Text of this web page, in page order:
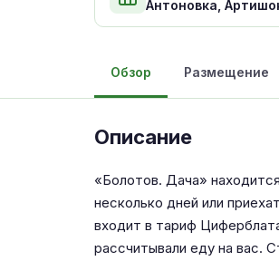
Антоновка,
Обзор Размещение
Описание
«Болотов. Дача»
несколько дней или
входит в тариф
рассчитывали еду на вас.